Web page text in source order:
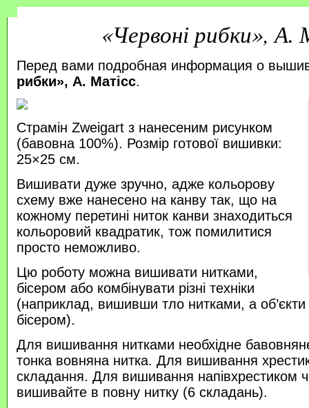
«Червоні рибки», А.
Перед вами подробная информация о
рибки», А. Матісс.
Страмін Zweigart з нанесеним рисунком
(бавовна 100%). Розмір готової вишивки:
25×25 см.
Вишивати дуже зручно, адже кольорову
схему вже нанесено на канву так, що на
кожному перетині ниток канви знаходиться
кольоровий квадратик, тож помилитися
просто неможливо.
Цю роботу можна вишивати нитками,
бісером або комбінувати різні техніки
(наприклад, вишивши тло нитками, а
бісером).
Для вишивання нитками необхідне
тонка вовняна нитка. Для вишивання
складання. Для вишивання напівхрестиком
вишивайте в повну нитку (6 складань).